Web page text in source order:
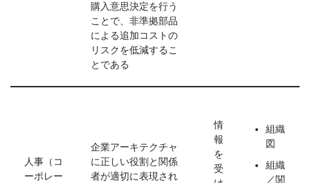
購入意思決定を行う
ことで、非準拠部品
による追加コストの
リスクを低減するこ
とである
人事（コ
ーポレー
企業アーキテクチャ
に正しい役割と関係
者が適切に表現され
情
報
を
受
組織
図
組織
／関